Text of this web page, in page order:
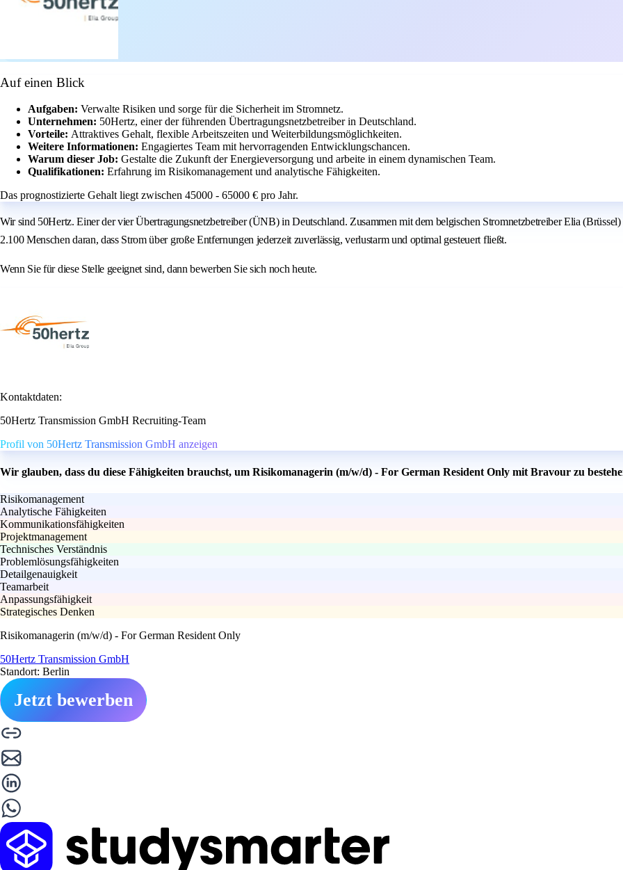
Auf einen Blick
Aufgaben: Verwalte Risiken und sorge für die Sicherheit im Stromnetz.
Unternehmen: 50Hertz, einer der führenden Übertragungsnetzbetreiber in Deutschland.
Vorteile: Attraktives Gehalt, flexible Arbeitszeiten und Weiterbildungsmöglichkeiten.
Weitere Informationen: Engagiertes Team mit hervorragenden Entwicklungschancen.
Warum dieser Job: Gestalte die Zukunft der Energieversorgung und arbeite in einem dynamischen Team.
Qualifikationen: Erfahrung im Risikomanagement und analytische Fähigkeiten.
Das prognostizierte Gehalt liegt zwischen 45000 - 65000 € pro Jahr.
Wir sind 50Hertz. Einer der vier Übertragungsnetzbetreiber (ÜNB) in Deutschland. Zusammen mit dem belgischen Stromnetzbetreiber Elia
2.100 Menschen daran, dass Strom über große Entfernungen jederzeit zuverlässig, verlustarm und optimal gesteuert fließt.
Wenn Sie für diese Stelle geeignet sind, dann bewerben Sie sich noch heute.
Kontaktdaten:
50Hertz Transmission GmbH Recruiting-Team
Profil von 50Hertz Transmission GmbH anzeigen
Wir glauben, dass du diese Fähigkeiten brauchst, um Risikomanagerin (m/w/d) - For German Resident Only mit Bravour zu
Risikomanagement
Analytische Fähigkeiten
Kommunikationsfähigkeiten
Projektmanagement
Technisches Verständnis
Problemlösungsfähigkeiten
Detailgenauigkeit
Teamarbeit
Anpassungsfähigkeit
Strategisches Denken
Risikomanagerin (m/w/d) - For German Resident Only
50Hertz Transmission GmbH
Standort: Berlin
Jetzt bewerben